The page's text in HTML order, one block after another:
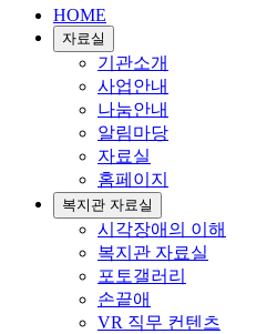
HOME
자료실
기관소개
사업안내
나눔안내
알림마당
자료실
홈페이지
복지관 자료실
시각장애의 이해
복지관 자료실
포토갤러리
손끝애
VR 직무 컨텐츠